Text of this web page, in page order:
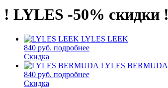
! LYLES -50% скидки !
LYLES LEEK
840 руб. подробнее
Скидка
LYLES BERMUDA
840 руб. подробнее
Скидка